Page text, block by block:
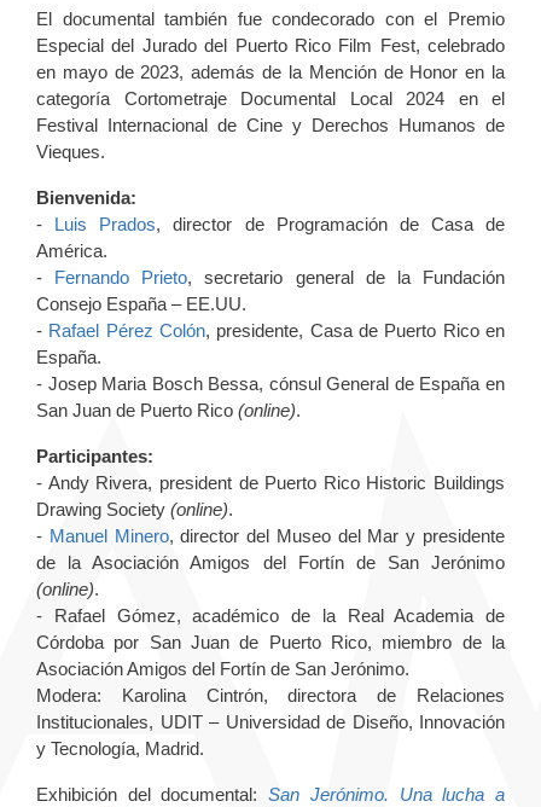
El documental también fue condecorado con el Premio
Especial del Jurado del Puerto Rico Film Fest, celebrado
en mayo de 2023, además de la Mención de Honor en la
categoría Cortometraje Documental Local 2024 en el
Festival Internacional de Cine y Derechos Humanos de
Vieques.
Bienvenida:
- Luis Prados, director de Programación de Casa de
América.
- Fernando Prieto, secretario general de la Fundación
Consejo España – EE.UU.
- Rafael Pérez Colón, presidente, Casa de Puerto Rico en
España.
- Josep Maria Bosch Bessa, cónsul General de España en
San Juan de Puerto Rico (online).
Participantes:
- Andy Rivera, president de Puerto Rico Historic Buildings
Drawing Society (online).
- Manuel Minero, director del Museo del Mar y presidente
de la Asociación Amigos del Fortín de San Jerónimo
(online).
- Rafael Gómez, académico de la Real Academia de
Córdoba por San Juan de Puerto Rico, miembro de la
Asociación Amigos del Fortín de San Jerónimo.
Modera: Karolina Cintrón, directora de Relaciones
Institucionales, UDIT – Universidad de Diseño, Innovación
y Tecnología, Madrid.
Exhibición del documental:San Jerónimo. Una lucha a